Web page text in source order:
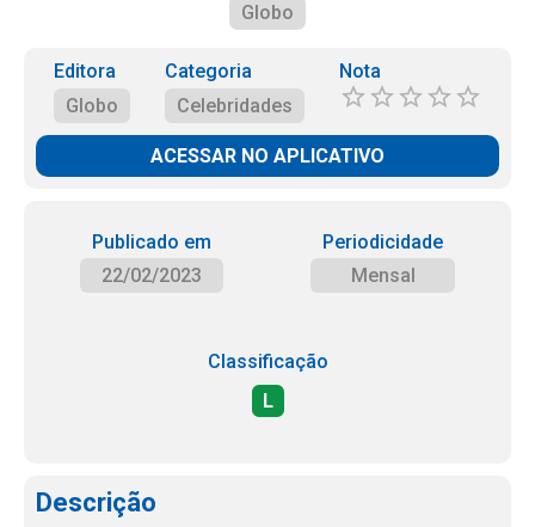
Globo
Editora
Globo
Categoria
Celebridades
Nota
ACESSAR NO APLICATIVO
Publicado em
22/02/2023
Periodicidade
Mensal
Classificação
L
Descrição